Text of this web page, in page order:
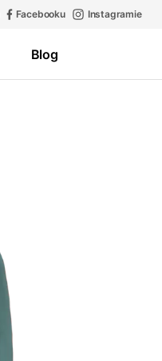
Facebooku Instagramie
Blog